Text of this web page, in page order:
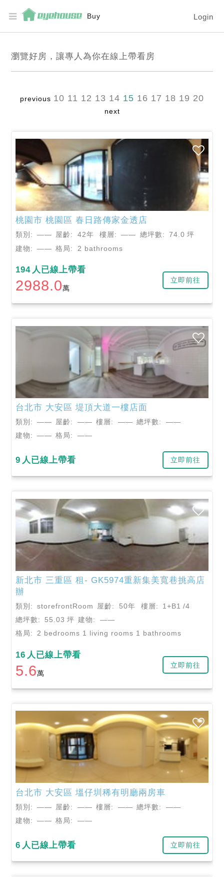
Login
Buy
瀏覽好房，讓專人為你在線上帶看房
previous 10 11 12 13 14 15 16 17 18 19 20
next
桃園市 桃園區 春日路傳家金透店
類別: —— 屋齡: 42年 樓層: —— 總坪數: 74.0 坪
建物:
—— 格局: 2 bathrooms
194 人已線上帶看
2988.0萬
立即前往
台北市 大安區 堤頂大道一樓店面
類別: —— 屋齡: —— 樓層: —— 總坪數:
——
建物:
—— 格局: ——
9 人已線上帶看 立即前往
新北市 三重區 租- GK5974重新集美寬巷挑高店
辦
類別: storefrontRoom 屋齡: 50年 樓層: 1+B1 /4
總坪數:
55.03 坪 建物:
——
格局:
2 bedrooms 1 living rooms 1 bathrooms
16 人已線上帶看
5.6萬
立即前往
台北市 大安區 塭仔圳稀有明廳兩房車
類別: —— 屋齡: —— 樓層: —— 總坪數:
——
建物:
—— 格局: ——
6 人已線上帶看 立即前往